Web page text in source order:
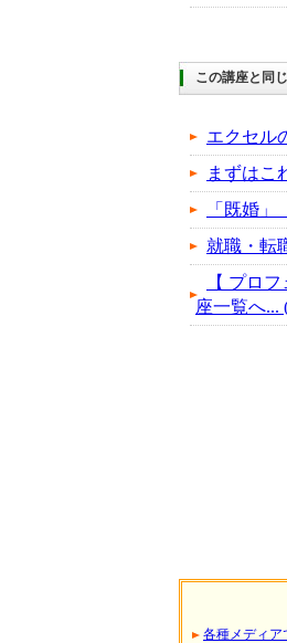
この講座と同
エクセル
まずはこ
「既婚
就職・転
【 プロ
座一覧へ...
各種メディア